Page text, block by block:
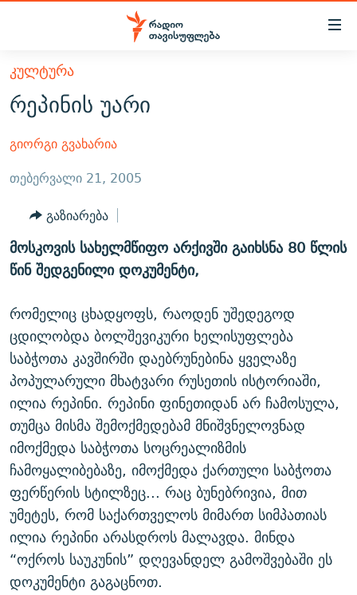
Accessibility
მთავარ
შინაარსზე
დაბრუნება
მთავარ
ნავიგაციაზე
დაბრუნება
ძიებაზე
დაბრუნება
ᲐᲮᲐᲚᲘ ᲐᲛᲑᲔᲑᲘ
ᲗᲔᲛᲔᲑᲘ
ᲞᲝᲚᲘᲢᲘᲙᲐ
ᲔᲙᲝᲜᲝᲛᲘᲙᲐ
ᲙᲣᲚᲢᲣᲠᲐ
ᲡᲞᲝᲠᲢᲘ
ᲕᲘᲓᲔᲝ
ᲑᲚᲝᲒᲔᲑᲘ
ᲐᲡᲐᲗᲘᲐᲜᲘᲡ ᲙᲣᲗᲮᲔ
ᲜᲘᲙᲝᲡ ᲞᲝᲓᲙᲐᲡᲢᲘ
ᲒᲐᲜᲙᲘᲗᲮᲕᲘᲡ ᲓᲦᲔ
ᲓᲘᲚᲘᲡ ᲡᲐᲣᲑᲠᲔᲑᲘ
ᲛᲝᲚᲐᲞᲐᲠᲐᲙᲔ ᲢᲔᲥᲡᲢᲔᲑᲘ
ᲨᲘᲜ - ᲣᲪᲮᲝᲔᲗᲨᲘ
ᲚᲘᲢᲔᲠᲐᲢᲣᲠᲣᲚᲘ ᲬᲐᲮᲜᲐᲒᲔᲑᲘ
ᲐᲛᲔᲠᲘᲙᲣᲚᲘ ᲛᲝᲗᲮᲠᲝᲑᲐ
ᲘᲛᲞᲔᲠᲘᲐ ᲓᲐ ᲠᲐᲓᲘᲝ
ᲒᲐᲓᲐᲪᲔᲛᲔᲑᲘ
ᲗᲐᲕᲘᲡᲣᲤᲚᲔᲑᲘᲡ ᲛᲝᲜᲘᲢᲝᲠᲘ
ᲗᲥᲕᲔᲜᲘ ᲞᲣᲑᲚᲘᲙᲐᲪᲘᲔᲑᲘ
ᲞᲠᲝᲔᲥᲢᲔᲑᲘ
ᲣᲙᲠᲐᲘᲜᲐᲨᲘ ᲓᲐᲦᲣᲞᲣᲚᲘ ᲥᲐᲠᲗᲕᲔᲚᲘ ᲛᲔᲑᲠᲫᲝᲚᲔᲑᲘ - 2022
ᲓᲐᲛᲝᲣᲙᲘᲓᲔᲑᲚᲝᲑᲘᲡ 100 ᲬᲔᲚᲘ
ᲩᲔᲛᲘ ᲡᲘᲙᲕᲓᲘᲚᲘᲡ ᲛᲘᲖᲔᲖᲘᲐ COVID-19
11 ᲬᲔᲚᲘ - 11 ᲐᲛᲑᲐᲕᲘ
ᲡᲐᲞᲐᲠᲚᲐᲛᲔᲜᲢᲝ ᲐᲠᲩᲔᲕᲜᲔᲑᲘᲡ ᲘᲡᲢᲝᲠᲘᲐ
ᲑᲐᲕᲨᲕᲔᲑᲘ ᲞᲠᲝᲡᲢᲘᲢᲣᲪᲘᲐᲨᲘ - ᲐᲛᲝᲣᲗᲥᲛᲔᲚᲘ ᲐᲛᲑᲐᲕᲘ
5 ᲐᲛᲑᲐᲕᲘ - 20 ᲘᲕᲜᲘᲡᲡ ᲓᲐᲨᲐᲕᲔᲑᲣᲚᲔᲑᲘ
ᲐᲒᲕᲘᲡᲢᲝᲡ ᲝᲛᲘ
ПРИВЕТ ᲙᲣᲚᲢᲣᲠᲐ
ЭХО КАВКАЗА
ᲒᲐᲛᲝᲘᲬᲔᲠᲔ
რთე/რთ-ის ყველა საიტი
ᲙᲣᲚᲢᲣᲠᲐ
რეპინის უარი
გიორგი გვახარია
თებერვალი 21, 2005
გაზიარება
მოსკოვის სახელმწიფო არქივში გაიხსნა 80 წლის
წინ შედგენილი დოკუმენტი,
რომელიც ცხადყოფს, რაოდენ უშედეგოდ
ცდილობდა ბოლშევიკური ხელისუფლება
საბჭოთა კავშირში დაებრუნებინა ყველაზე
პოპულარული მხატვარი რუსეთის ისტორიაში,
ილია რეპინი. რეპინი ფინეთიდან არ ჩამოსულა,
თუმცა მისმა შემოქმედებამ მნიშვნელოვნად
იმოქმედა საბჭოთა სოცრეალიზმის
ჩამოყალიბებაზე, იმოქმედა ქართული საბჭოთა
ფერწერის სტილზეც... რაც ბუნებრივია, მით
უმეტეს, რომ საქართველოს მიმართ სიმპათიას
ილია რეპინი არასდროს მალავდა. მინდა
“ოქროს საუკუნის” დღევანდელ გამოშვებაში ეს
დოკუმენტი გაგაცნოთ.